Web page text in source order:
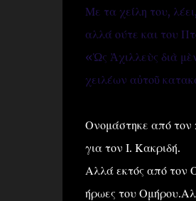
Με τα χείλη του,
αλλά ούτε και του
«Ὡς Ἀχιλλεὺς διὰ
χειλέων αὐτοῦ
Ονομάστηκε από τον
για τον Ι. Κακριδή.
Αλλά εκτός από τον
ήρωες του